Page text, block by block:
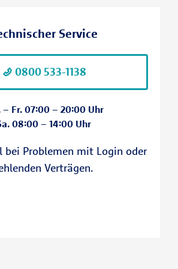
z.B. Eheleute
in den Appstores ist aktuell
Service
0800 533-1138
– Fr. 07:00 – 20:00 Uhr
08:00 – 14:00 Uhr
bei Problemen mit Login oder
Verträgen.